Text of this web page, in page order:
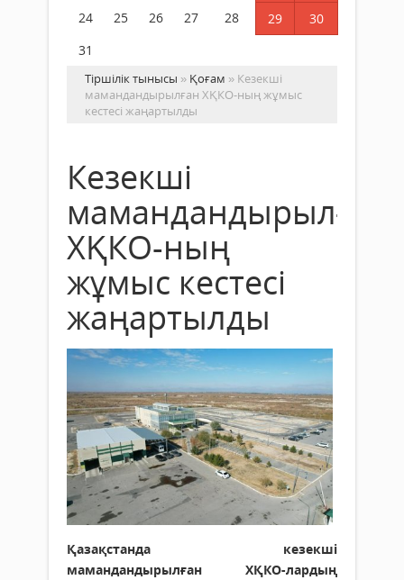
24
25 26 27 28 29
30
31
Тіршілік тынысы » Қоғам » Кезекші
мамандандырылған ХҚКО-ның жұмыс
кестесі жаңартылды
Кезекші
мамандандырылған
ХҚКО-ның
жұмыс кестесі
жаңартылды
Қазақстанда кезекші
мамандандырылған ХҚКО-лардың